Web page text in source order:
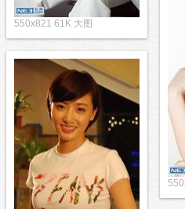
550x821 61K 大图